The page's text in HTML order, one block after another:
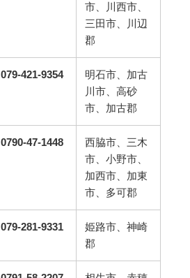
市、川西市、
三田市、川辺
郡
079-421-9354
明石市、加古
川市、高砂
市、加古郡
0790-47-1448
西脇市、三木
市、小野市、
加西市、加東
市、多可郡
079-281-9331
姫路市、神崎
郡